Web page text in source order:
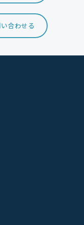
合わせる